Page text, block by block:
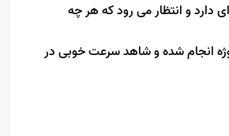
و انتظار می رود که هر چه
انجام شده و شاهد سرعت خوبی در